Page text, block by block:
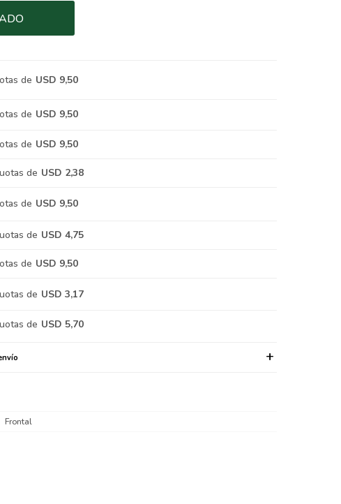
de USD 9,50
de USD 9,50
de USD 9,50
de USD 2,38
de USD 9,50
de USD 4,75
de USD 9,50
de USD 3,17
de USD 5,70
Frontal